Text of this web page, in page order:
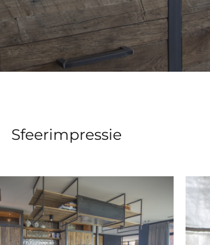
Sfeerimpressie